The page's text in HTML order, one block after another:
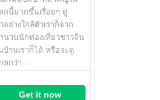
กนี้มากขึ้นเรื่อยๆ ดู
อย่างใกล้ตัวเราก็จาก
นวนนักท่องเที่ยวชาวจีน
บ้านเราก็ได้ หรือจะดู
ลกว่า…
Get it now